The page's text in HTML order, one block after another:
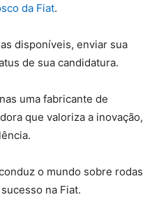
da Fiat.
disponíveis, enviar sua
de sua candidatura.
uma fabricante de
que valoriza a inovação,
o mundo sobre rodas
na Fiat.